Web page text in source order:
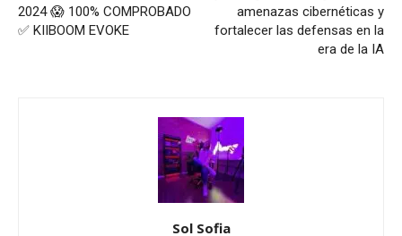
2024 😱 100% COMPROBADO
✅ KIIBOOM EVOKE
amenazas cibernéticas y
fortalecer las defensas en la
era de la IA
Sol Sofia